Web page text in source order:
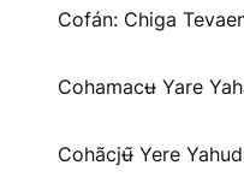
Cofán: Chiga
Cohamacʉ Yare
Cohãcjʉ̃ Yere